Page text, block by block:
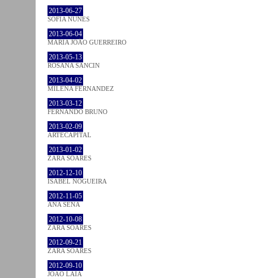
2013-06-27
SOFIA NUNES
2013-06-04
MARIA JOÃO GUERREIRO
2013-05-13
ROSANA SANCIN
2013-04-02
MILENA FÉRNANDEZ
2013-03-12
FERNANDO BRUNO
2013-02-09
ARTECAPITAL
2013-01-02
ZARA SOARES
2012-12-10
ISABEL NOGUEIRA
2012-11-05
ANA SENA
2012-10-08
ZARA SOARES
2012-09-21
ZARA SOARES
2012-09-10
JOÃO LAIA